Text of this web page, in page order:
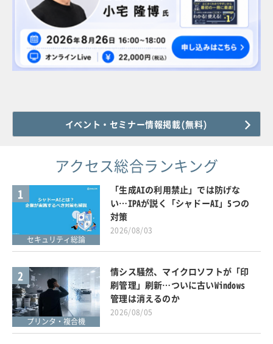
イベント・セミナー情報掲載(無料)
アクセス総合ランキング
1
セキュリティ総論
「生成AIの利用禁止」では防げな
い…IPAが説く「シャドーAI」5つの
対策
2026/08/03
2
プリンタ・複合機
情シス騒然、マイクロソフトが「印
刷管理」刷新…ついに古いWindows
管理は消えるのか
2026/08/05